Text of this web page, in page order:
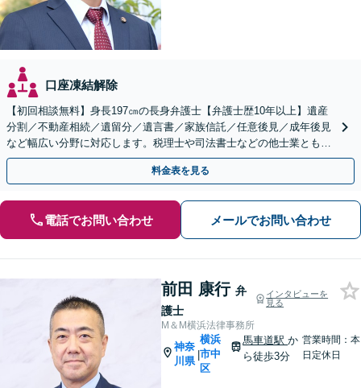
口座凍結解除
【初回相談無料】身長197㎝の長身弁護士【弁護士歴10年以上】遺産
分割／不動産相続／遺留分／遺言書／家族信託／任意後見／成年後見
など幅広い分野に対応します。税理士や司法書士などの他士業とも連
携【出張相談】【夜間・休日面談】【横浜駅7分】
料金表を見る
電話でお問い合わせ メールでお問い合わせ
前田 康行 弁
護士
インタビューを
見る
M＆M横浜法律事務所
神奈
川県
|
横浜
市中
区
馬車道駅か
ら徒歩3分
営業時間：本
日定休日